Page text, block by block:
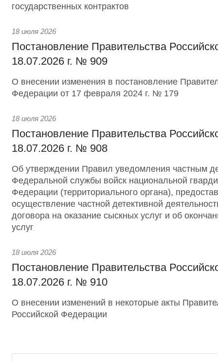
государственных контрактов
18 июля 2026
Постановление Правительства
18.07.2026 г. № 909
О внесении изменения в постановление
Федерации от 17 февраля 2024 г. № 179
18 июля 2026
Постановление Правительства
18.07.2026 г. № 908
Об утверждении Правил уведомления частным
Федеральной службы войск национальной
Федерации (территориального органа),
осуществление частной детективной
договора на оказание сыскных услуг и об
услуг
18 июля 2026
Постановление Правительства
18.07.2026 г. № 910
О внесении изменений в некоторые акты
Российской Федерации